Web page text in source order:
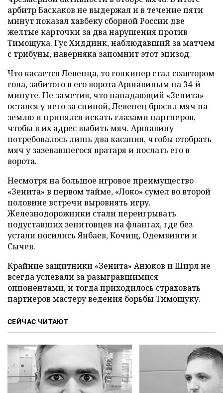
арбитр Баскаков не выдержал и в течение пяти
минут показал хавбеку сборной России две
желтые карточки за два нарушения против
Тимощука. Гус Хиддинк, наблюдавший за матчем
с трибуны, наверняка запомнит этот эпизод.
Что касается Левенца, то голкипер стал соавтором
гола, забитого в его ворота Аршавиным на 34-й
минуте. Не заметив, что нападающий «Зенита»
остался у него за спиной, Левенец бросил мяч на
землю и принялся искать глазами партнеров,
чтобы в их адрес выбить мяч. Аршавину
потребовалось лишь два касания, чтобы отобрать
мяч у зазевавшегося вратаря и послать его в
ворота.
Несмотря на большое игровое преимущество
«Зенита» в первом тайме, «Локо» сумел во второй
половине встречи выровнять игру.
Железнодорожники стали переигрывать
подуставших зенитовцев на флангах, где без
устали носились Янбаев, Кочищ, Одемвинги и
Сычев.
Крайние защитники «Зенита» Анюков и Ширл не
всегда успевали за разыгравшимися
оппонентами, и тогда приходилось страховать
партнеров мастеру ведения борьбы Тимощуку.
СЕЙЧАС ЧИТАЮТ